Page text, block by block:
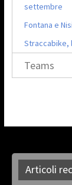
settembre
Fontana e
Straccabike,
Teams
Articoli